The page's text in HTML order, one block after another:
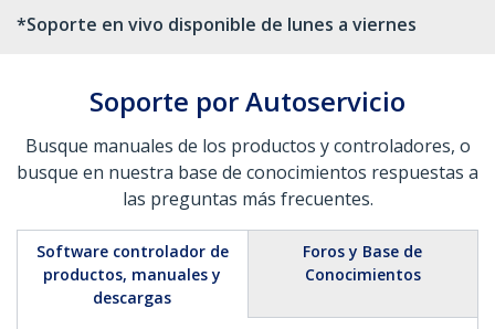
*Soporte en vivo disponible de lunes a viernes
Soporte por Autoservicio
Busque manuales de los productos y controladores, o
busque en nuestra base de conocimientos respuestas a
las preguntas más frecuentes.
Software controlador de
productos, manuales y
descargas
Foros y Base de
Conocimientos